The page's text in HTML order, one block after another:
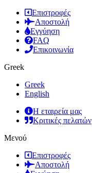
Επιστροφές
Αποστολή
Εγγύηση
FAQ
Επικοινωνία
Greek
Greek
English
Η εταιρεία μας
Κριτικές πελατών
Μενού
Επιστροφές
Αποστολή